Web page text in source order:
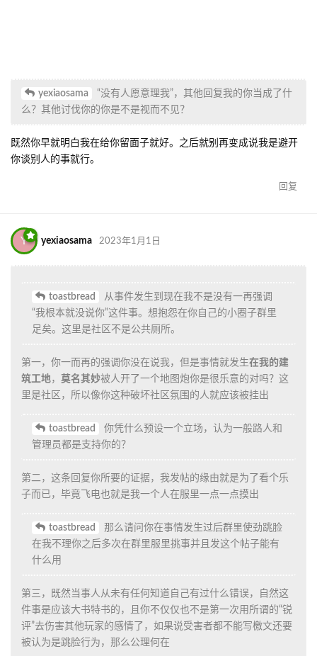
yexiaosama
“没有人愿意理我”，其他回复我的你当成了什
么？其他讨伐你的你是不是视而不见？
既然你早就明白我在给你留面子就好。之后就别再变成说我是避开
你谈别人的事就行。
回复
Y yexiaosama 2023年1月1日
toastbread
从事件发生到现在我不是没有一再强调
“我根本就没说你”这件事。想抱怨在你自己的小圈子群里
足矣。这里是社区不是公共厕所。
第一，你一而再的强调你没在说我，但是事情就发生在我的建
筑工地， 莫名其妙被人开了一个地图炮你是很乐意的对吗？这
里是社区，所以像你这种破坏社区氛围的人就应该被挂出
toastbread
你凭什么预设一个立场，认为一般路人和
管理员都是支持你的？
第二，这条回复你所要的证据，我发帖的缘由就是为了看个乐
子而已，毕竟飞电也就是我一个人在服里一点一点摸出
toastbread
那么请问你在事情发生过后群里使劲跳脸
在我不理你之后多次在群里服里挑事并且发这个帖子能有
什么用
第三，既然当事人从未有任何知道自己有过什么错误，自然这
件事是应该大书特书的，且你不仅仅也不是第一次用所谓的“锐
评”去伤害其他玩家的感情了，如果说受害者都不能写檄文还要
被认为是跳脸行为，那么公理何在